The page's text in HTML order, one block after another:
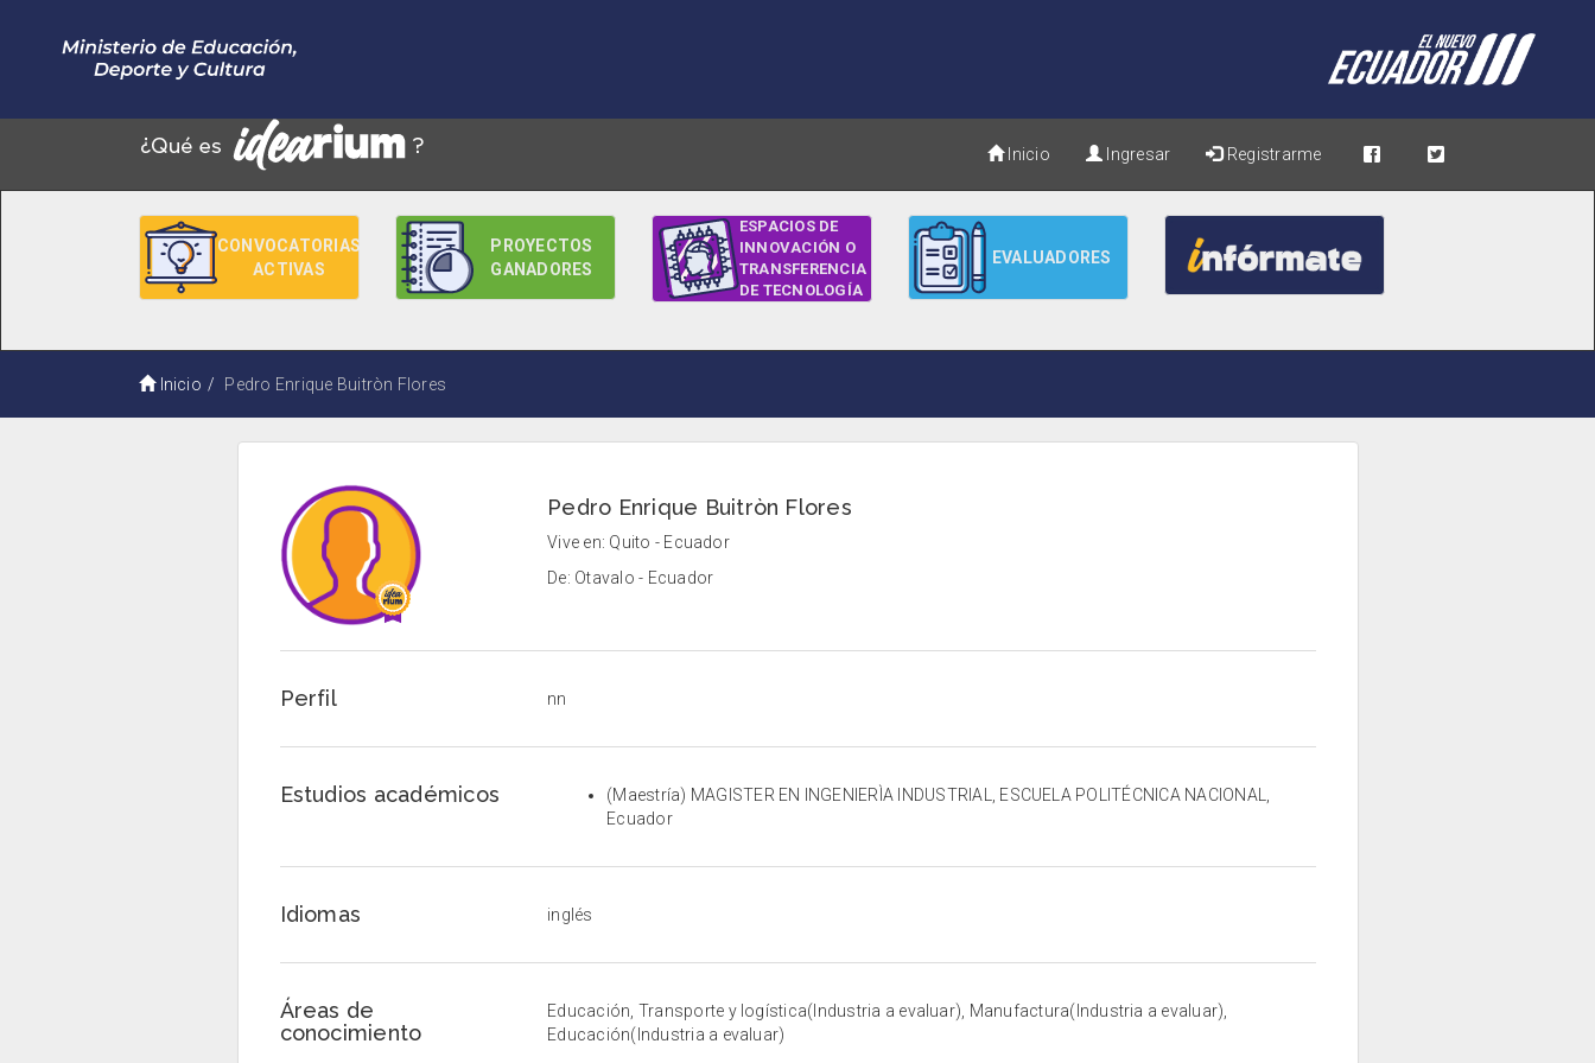
Inicio Ingresar Registrarme
CONVOCATORIAS
ACTIVAS
PROYECTOS
GANADORES
ESPACIOS DE
INNOVACIÓN O
TRANSFERENCIA
DE TECNOLOGÍA
EVALUADORES
Inicio Pedro Enrique Buitròn Flores
Pedro Enrique Buitròn Flores
Vive en: Quito - Ecuador
De: Otavalo - Ecuador
Perfil nn
Estudios académicos
(Maestría) MAGISTER EN INGENIERÌA INDUSTRIAL, ESCUELA POLITÉCNICA NACIONAL,
Ecuador
Idiomas inglés
Áreas de
conocimiento
Educación, Transporte y logística(Industria a evaluar), Manufactura(Industria a evaluar),
Educación(Industria a evaluar)